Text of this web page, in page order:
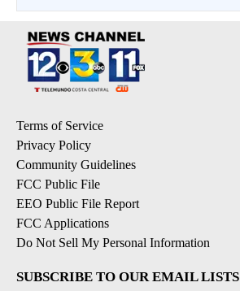
Terms of Service
Privacy Policy
Community Guidelines
FCC Public File
EEO Public File Report
FCC Applications
Do Not Sell My Personal Information
SUBSCRIBE TO OUR EMAIL LISTS